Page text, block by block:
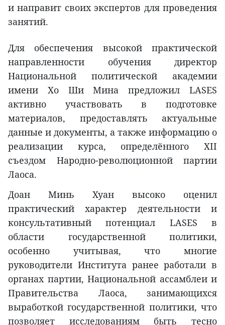
и направит своих экспертов для проведения
занятий.
Для обеспечения высокой практической
направленности обучения директор
Национальной политической академии
имени Хо Ши Мина предложил LASES
активно участвовать в подготовке
материалов, предоставлять актуальные
данные и документы, а также информацию о
реализации курса, определённого XII
съездом Народно-революционной партии
Лаоса.
Доан Минь Хуан высоко оценил
практический характер деятельности и
консультативный потенциал LASES в
области государственной политики,
особенно учитывая, что многие
руководители Института ранее работали в
органах партии, Национальной ассамблеи и
Правительства Лаоса, занимающихся
выработкой государственной политики, что
позволяет исследованиям быть тесно